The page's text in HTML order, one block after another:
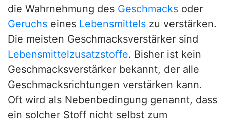
die Wahrnehmung des Geschmacks oder
Geruchs eines Lebensmittels zu verstärken.
Die meisten Geschmacksverstärker sind
Lebensmittelzusatzstoffe. Bisher ist kein
Geschmacksverstärker bekannt, der alle
Geschmacksrichtungen verstärken kann.
Oft wird als Nebenbedingung genannt, dass
ein solcher Stoff nicht selbst zum